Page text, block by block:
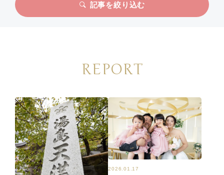
記事を絞り込む
REPORT
2026.01.17